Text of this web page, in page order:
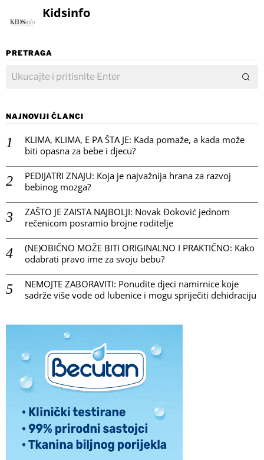
Kidsinfo
PRETRAGA
NAJNOVIJI ČLANCI
KLIMA, KLIMA, E PA ŠTA JE: Kada pomaže, a kada može
biti opasna za bebe i djecu?
PEDIJATRI ZNAJU: Koja je najvažnija hrana za razvoj
bebinog mozga?
ZAŠTO JE ZAISTA NAJBOLJI: Novak Đoković jednom
rečenicom posramio brojne roditelje
(NE)OBIČNO MOŽE BITI ORIGINALNO I PRAKTIČNO: Kako
odabrati pravo ime za svoju bebu?
NEMOJTE ZABORAVITI: Ponudite djeci namirnice koje
sadrže više vode od lubenice i mogu spriječiti dehidraciju